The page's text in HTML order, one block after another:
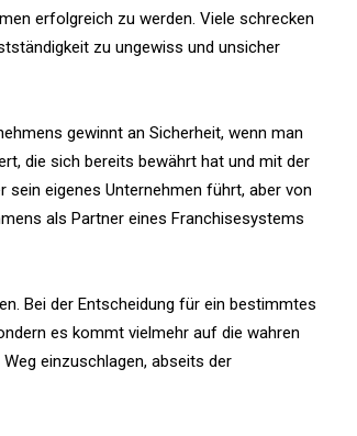
erfolgreich zu werden. Viele schrecken
zu ungewiss und unsicher
gewinnt an Sicherheit, wenn man
die sich bereits bewährt hat und mit der
eigenes Unternehmen führt, aber von
als Partner eines Franchisesystems
Bei der Entscheidung für ein bestimmtes
es kommt vielmehr auf die wahren
einzuschlagen, abseits der